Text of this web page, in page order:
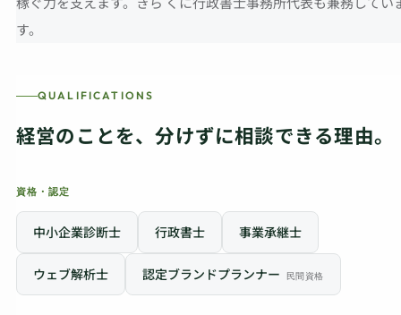
す。
QUALIFICATIONS
経営のことを、分けずに相談できる理由。
資格・認定
中小企業診断士 行政書士 事業承継士
ウェブ解析士 認定ブランドプランナー 民間資格